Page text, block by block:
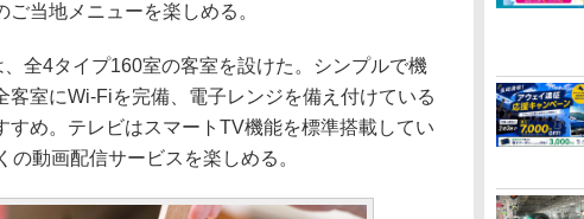
当地メニューを楽しめる。
全4タイプ160室の客室を設けた。シンプルで機
客室にWi-Fiを完備、電子レンジを備え付けている
すめ。テレビはスマートTV機能を標準搭載してい
動画配信サービスを楽しめる。